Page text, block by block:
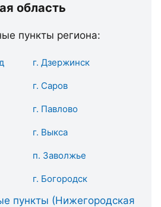
область
пункты региона:
г. Дзержинск
г. Саров
г. Павлово
г. Выкса
п. Заволжье
г. Богородск
пункты (Нижегородская